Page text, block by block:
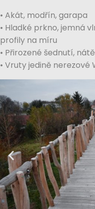
• Akát, modřín, garapa
• Hladké prkno, jemná
profily na míru
• Přirozené šednutí,
• Vruty jedině nerezové